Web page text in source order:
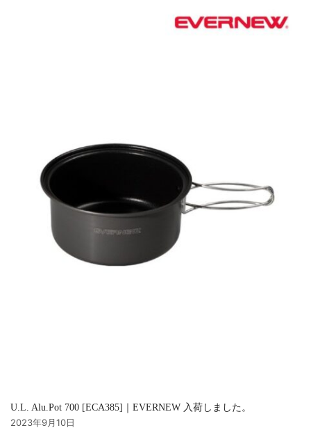
U.L. Alu.Pot 700 [ECA385]｜EVERNEW 入荷しました。
2023年9月10日